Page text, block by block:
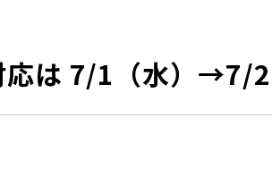
応は 7/1（水）→7/